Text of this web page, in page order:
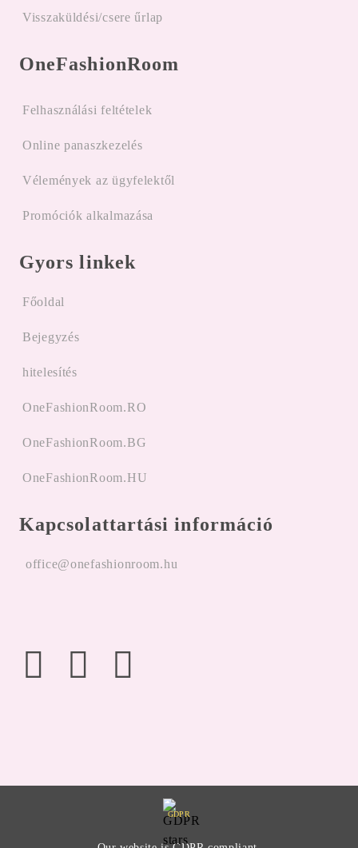
Visszaküldési/csere űrlap
OneFashionRoom
Felhasználási feltételek
Online panaszkezelés
Vélemények az ügyfelektől
Promóciók alkalmazása
Gyors linkek
Főoldal
Bejegyzés
hitelesítés
OneFashionRoom.RO
OneFashionRoom.BG
OneFashionRoom.HU
Kapcsolattartási információ
office@onefashionroom.hu
GDPR